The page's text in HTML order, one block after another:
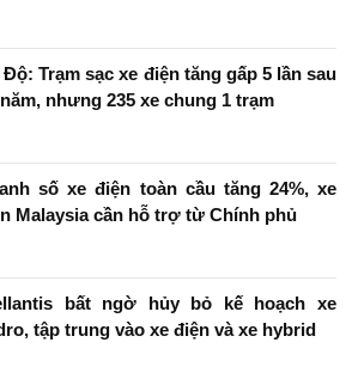
Trạm sạc xe điện tăng gấp 5 lần sau
nhưng 235 xe chung 1 trạm
số xe điện toàn cầu tăng 24%, xe
Malaysia cần hỗ trợ từ Chính phủ
bất ngờ hủy bỏ kế hoạch xe
tập trung vào xe điện và xe hybrid